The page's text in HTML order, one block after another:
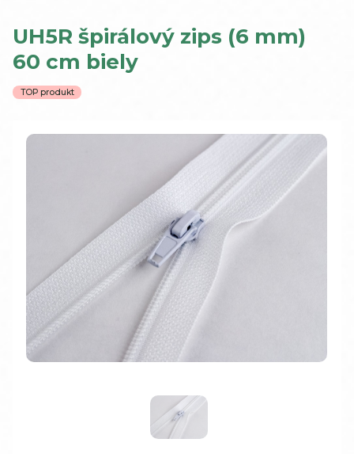
UH5R špirálový zips (6 mm)
60 cm biely
TOP produkt